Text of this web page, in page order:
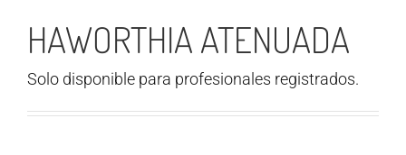
HAWORTHIA ATENUADA
Solo disponible para profesionales registrados.